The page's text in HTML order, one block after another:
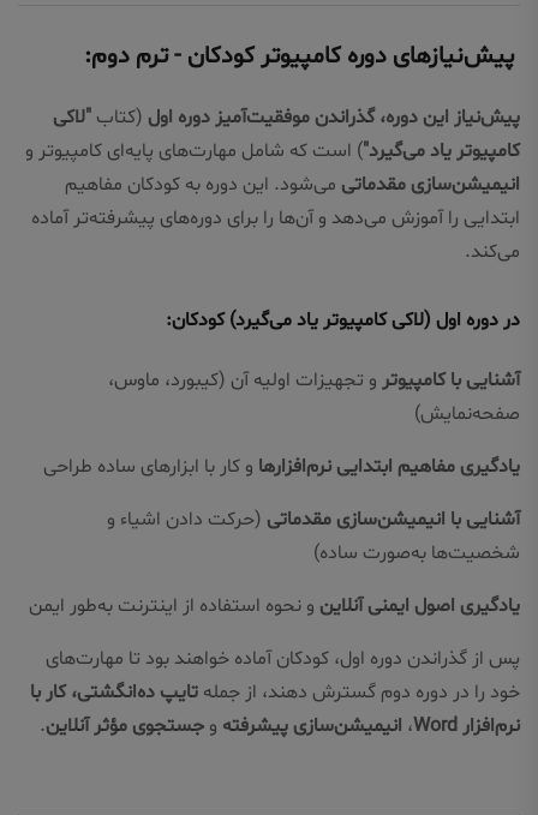
پیش‌نیازهای دوره کامپیوتر کودکان - ترم دوم:
پیش‌نیاز این دوره، گذراندن موفقیت‌آمیز دوره اول (کتاب "لاکی
کامپیوتر یاد می‌گیرد") است که شامل مهارت‌های پایه‌ای کامپیوتر و
انیمیشن‌سازی مقدماتی می‌شود. این دوره به کودکان مفاهیم
ابتدایی را آموزش می‌دهد و آن‌ها را برای دوره‌های پیشرفته‌تر آماده
می‌کند.
در دوره اول (لاکی کامپیوتر یاد می‌گیرد) کودکان:
آشنایی با کامپیوتر و تجهیزات اولیه آن (کیبورد، ماوس،
صفحه‌نمایش)
یادگیری مفاهیم ابتدایی نرم‌افزارها و کار با ابزارهای ساده طراحی
آشنایی با انیمیشن‌سازی مقدماتی (حرکت دادن اشیاء و
شخصیت‌ها به‌صورت ساده)
یادگیری اصول ایمنی آنلاین و نحوه استفاده از اینترنت به‌طور ایمن
پس از گذراندن دوره اول، کودکان آماده خواهند بود تا مهارت‌های
خود را در دوره دوم گسترش دهند، از جمله تایپ ده‌انگشتی، کار با
نرم‌افزار Word
، انیمیشن‌سازی پیشرفته و جستجوی مؤثر آنلاین.